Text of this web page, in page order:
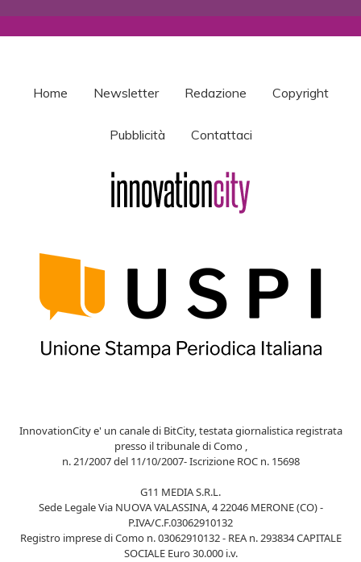
Home Newsletter Redazione Copyright
Pubblicità Contattaci
InnovationCity e' un canale di BitCity, testata giornalistica registrata
presso il tribunale di Como ,
n. 21/2007 del 11/10/2007- Iscrizione ROC n. 15698
G11 MEDIA S.R.L.
Sede Legale Via NUOVA VALASSINA, 4 22046 MERONE (CO) -
P.IVA/C.F.03062910132
Registro imprese di Como n. 03062910132 - REA n. 293834 CAPITALE
SOCIALE Euro 30.000 i.v.